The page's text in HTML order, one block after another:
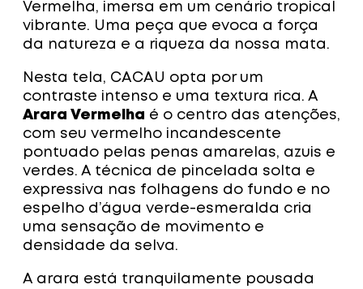
Vermelha, imersa em um cenário tropical
vibrante. Uma peça que evoca a força
da natureza e a riqueza da nossa mata.
Nesta tela, CACAU opta por um
contraste intenso e uma textura rica. A
Arara Vermelha é o centro das atenções,
com seu vermelho incandescente
pontuado pelas penas amarelas, azuis e
verdes. A técnica de pincelada solta e
expressiva nas folhagens do fundo e no
espelho d’água verde-esmeralda cria
uma sensação de movimento e
densidade da selva.
A arara está tranquilamente pousada